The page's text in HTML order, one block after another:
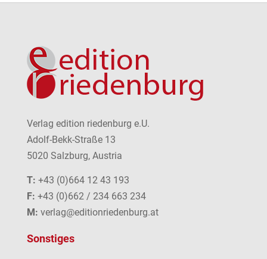
Verlag edition riedenburg e.U.
Adolf-Bekk-Straße 13
5020 Salzburg, Austria
T: +43 (0)664 12 43 193
F: +43 (0)662 / 234 663 234
M: verlag@editionriedenburg.at
Sonstiges